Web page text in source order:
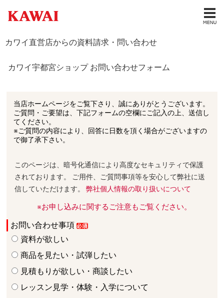
カワイ直営店からの資料請求・問い合わせ
カワイ宇都宮ショップ お問い合わせフォーム
当店ホームページをご覧下さり、誠にありがとうございます。
ご質問・ご要望は、下記フォームの空欄にご記入の上、送信し
てください。
※ご質問の内容により、回答に日数を頂く場合がございますの
で御了承下さい。
このページは、暗号化通信により高度なセキュリティで保護
されております。 ご用件、ご質問事項等を安心して弊社に送
信していただけます。弊社個人情報の取り扱いについて
※お申し込みに関するご注意もご覧ください。
お問い合わせ事項
資料が欲しい
商品を見たい・試弾したい
見積もりが欲しい・商談したい
レッスン見学・体験・入学について